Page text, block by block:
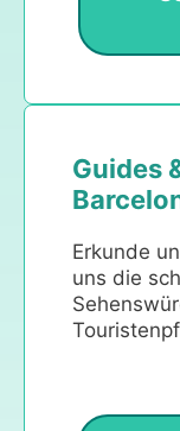
Guides
Erkunde
uns die